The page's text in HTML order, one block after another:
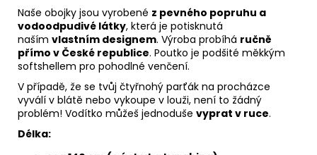
Naše obojky jsou vyrobené z pevného popruhu a
vodoodpudivé látky, která je potisknutá
naším vlastním designem. Výroba probíhá ručně
přímo v České republice. Poutko je podšité měkkým
softshellem pro pohodlné venčení.
V případě, že se tvůj čtyřnohý parťák na procházce
vyválí v blátě nebo vykoupe v louži, není to žádný
problém! Vodítko můžeš jednoduše vyprat v ruce.
Délka: